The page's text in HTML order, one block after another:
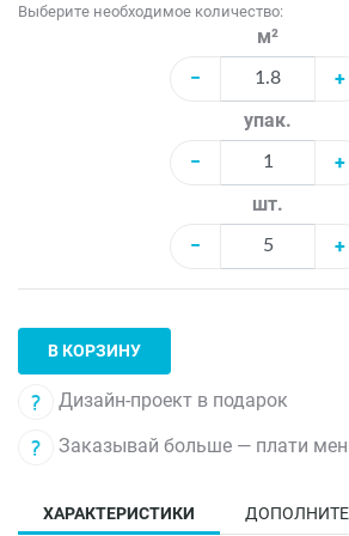
Выберите необходимое количество:
м²
−
+
упак.
−
+
шт.
−
+
В КОРЗИНУ
Дизайн-проект в подарок
Заказывай больше — плати
ХАРАКТЕРИСТИКИ